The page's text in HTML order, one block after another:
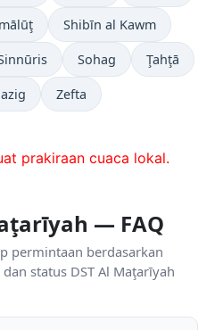
Shibīn al Kawm
Sohag Ţahţā
Zefta
prakiraan cuaca lokal.
— FAQ
permintaan berdasarkan
status DST Al Maţarīyah